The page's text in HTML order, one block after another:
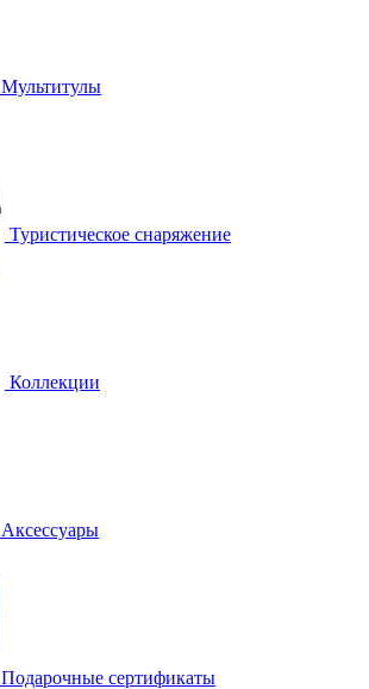
Мультитулы
Туристическое снаряжение
Коллекции
Аксессуары
Подарочные сертификаты